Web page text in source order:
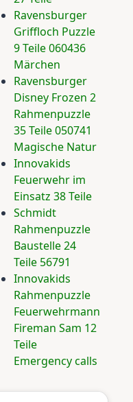
Ravensburger
Griffloch Puzzle
9 Teile 060436
Märchen
Ravensburger
Disney Frozen 2
Rahmenpuzzle
35 Teile 050741
Magische Natur
Innovakids
Feuerwehr im
Einsatz 38 Teile
Schmidt
Rahmenpuzzle
Baustelle 24
Teile 56791
Innovakids
Rahmenpuzzle
Feuerwehrmann
Fireman Sam 12
Teile
Emergency calls